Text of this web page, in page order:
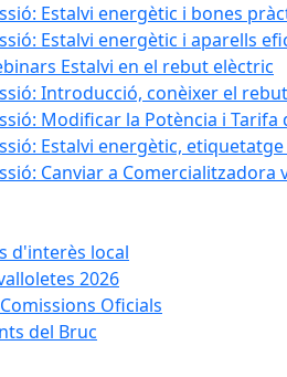
Estalvi energètic i bones
Estalvi energètic i aparells
Estalvi en el rebut elèctric
Introducció, conèixer el
Modificar la Potència i Tarifa
Estalvi energètic,
Canviar a Comercialitzadora
d'interès local
2026
Oficials
del Bruc